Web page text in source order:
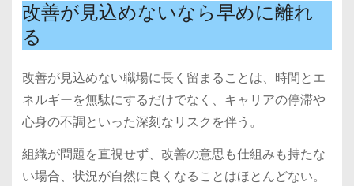
改善が見込めないなら早めに離れ
る
改善が見込めない職場に長く留まることは、時間とエ
ネルギーを無駄にするだけでなく、キャリアの停滞や
心身の不調といった深刻なリスクを伴う。
組織が問題を直視せず、改善の意思も仕組みも持たな
い場合、状況が自然に良くなることはほとんどない。